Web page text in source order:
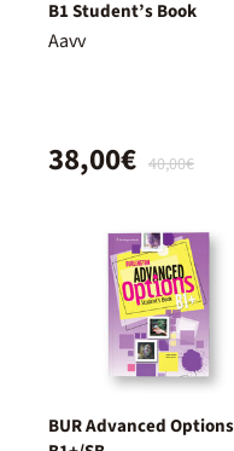
B1 Student’s Book
Aavv
40,00€
38,00€
BUR Advanced Options